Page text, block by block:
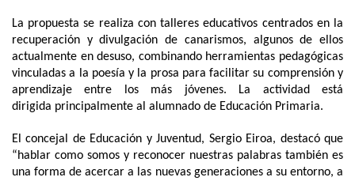
La propuesta se realiza con talleres educativos centrados en la
recuperación y divulgación de canarismos, algunos de ellos
actualmente en desuso, combinando herramientas pedagógicas
vinculadas a la poesía y la prosa para facilitar su comprensión y
aprendizaje entre los más jóvenes. La actividad está
dirigida principalmente al alumnado de Educación Primaria.
El concejal de Educación y Juventud, Sergio Eiroa, destacó que
“hablar como somos y reconocer nuestras palabras también es
una forma de acercar a las nuevas generaciones a su entorno, a